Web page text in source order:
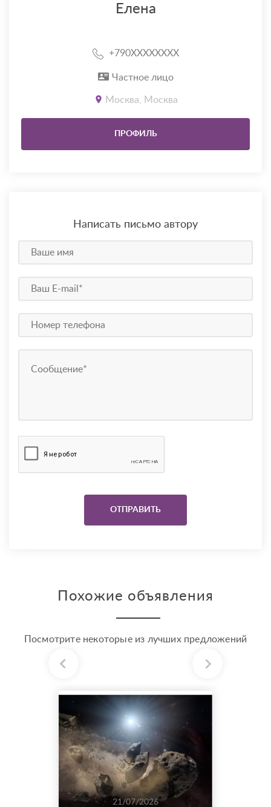
Елена
+790XXXXXXXX
Частное лицо
Москва, Москва
ПРОФИЛЬ
Написать письмо автору
Похожие объявления
Посмотрите некоторые из лучших предложений
21/07/2026